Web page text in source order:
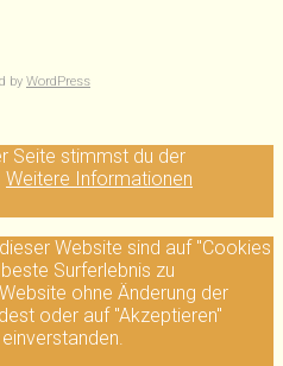
by WordPress
Seite stimmst du der
Weitere Informationen
Website sind auf "Cookies
Surferlebnis zu
ohne Änderung der
oder auf "Akzeptieren"